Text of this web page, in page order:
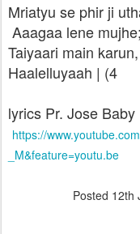
Mriatyu se phir ji
Aaagaa lene
Taiyaari main
Haalelluyaah | (4
lyrics Pr. Jose Baby
https://
_M&feature=youtu.be
Posted 12th